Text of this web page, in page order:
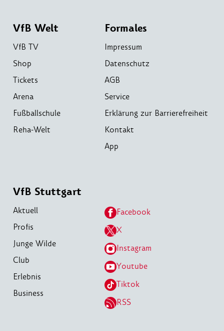
VfB Welt
VfB TV
Shop
Tickets
Arena
Fußballschule
Reha-Welt
Formales
Impressum
Datenschutz
AGB
Service
Erklärung zur Barrierefreiheit
Kontakt
App
VfB Stuttgart
Aktuell
Profis
Junge Wilde
Club
Erlebnis
Business
Facebook
X
Instagram
Youtube
Tiktok
RSS